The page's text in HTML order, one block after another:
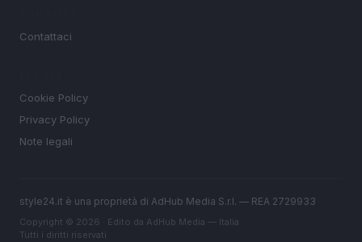
Contattaci
Cookie Policy
Privacy Policy
Note legali
style24.it è una proprietà di AdHub Media S.r.l. — REA 2729933
Copyright © 2026 · Edito da AdHub Media — Italia
Tutti i diritti riservati